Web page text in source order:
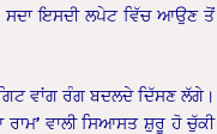
ਸਦਾ ਇਸਦੀ ਲਪੇਟ ਵਿੱਚ ਆਉਣ ਤੋਂ
ਵਾਂਗ ਰੰਗ ਬਦਲਦੇ ਦਿੱਸਣ ਲੱਗੇ।
ਵਾਲੀ ਸਿਆਸਤ ਸ਼ੁਰੂ ਹੋ ਚੁੱਕੀ